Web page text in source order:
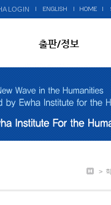
LOGIN
출판/정보
>